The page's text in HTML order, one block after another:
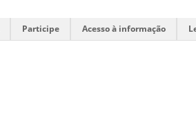
Participe Acesso à informação